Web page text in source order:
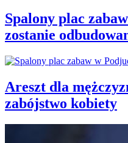
Spalony plac
zostanie
Areszt dla
zabójstwo kobiety